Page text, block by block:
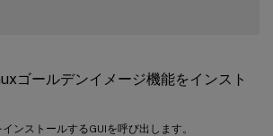
ゴールデンイメージ機能をインスト
ンストールするGUIを呼び出します。